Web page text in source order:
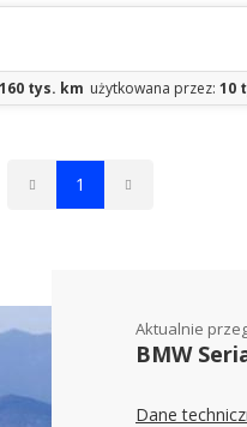
160 tys. km użytkowana przez: 10
1
Aktualnie
BMW
Dane